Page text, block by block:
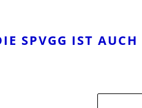
SPVGG IST